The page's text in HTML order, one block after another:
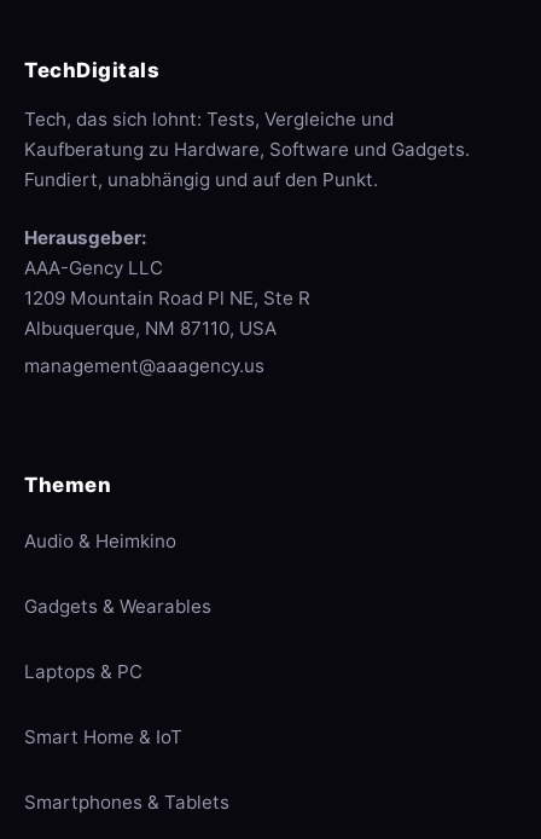
TechDigitals
Tech, das sich lohnt: Tests, Vergleiche und
Kaufberatung zu Hardware, Software und Gadgets.
Fundiert, unabhängig und auf den Punkt.
Herausgeber:
AAA-Gency LLC
1209 Mountain Road Pl NE, Ste R
Albuquerque, NM 87110, USA
management@aaagency.us
Themen
Audio & Heimkino
Gadgets & Wearables
Laptops & PC
Smart Home & IoT
Smartphones & Tablets